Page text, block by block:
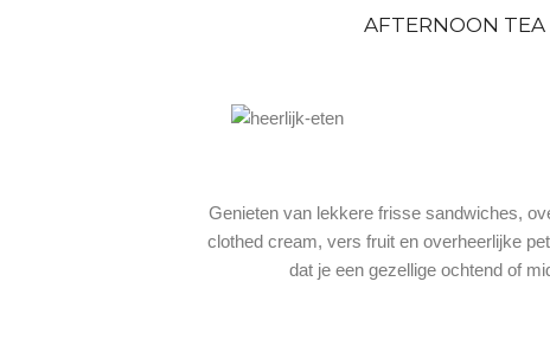
AFTERNOON TEA
Genieten van lekkere frisse sandwiches,
clothed cream, vers fruit en overheerlijke
dat je een gezellige ochtend of